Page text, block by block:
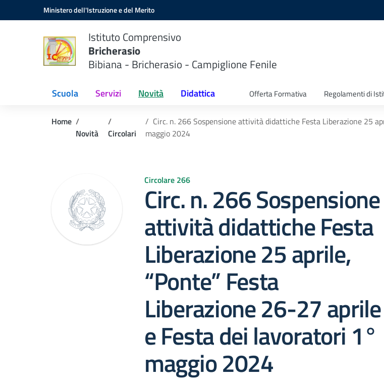
Vai ai contenuti
Vai al menu di navigazioneMinistero dell'Istruzione e del Merito
Istituto Comprensivo
Bricherasio
Bibiana - Bricherasio - Campiglione Fenile
Scuola Servizi Novità Didattica Offerta Formativa Regolamenti di
Home
Novità
Circolari
Circ. n. 266 Sospensione attività didattiche Festa Liberazione 25
maggio 2024
Circolare 266
Circ. n. 266 Sospensione
attività didattiche Festa
Liberazione 25 aprile,
“Ponte” Festa
Liberazione 26-27 aprile
e Festa dei lavoratori 1°
maggio 2024